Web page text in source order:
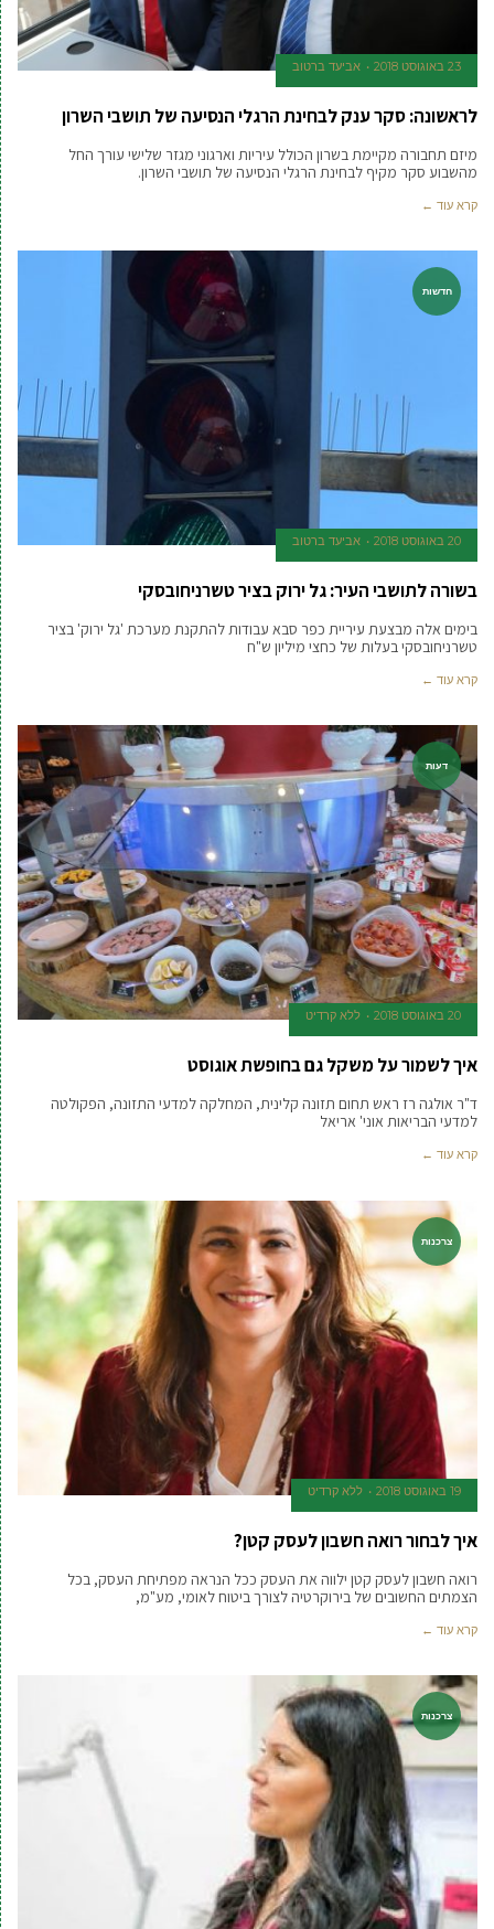
23 באוגוסט 2018 אביעד ברטוב
לראשונה: סקר ענק לבחינת הרגלי הנסיעה של תושבי השרון
מיזם תחבורה מקיימת בשרון הכולל עיריות וארגוני מגזר שלישי עורך החל
מהשבוע סקר מקיף לבחינת הרגלי הנסיעה של תושבי השרון.
קרא עוד ←
חדשות
20 באוגוסט 2018 אביעד ברטוב
בשורה לתושבי העיר: גל ירוק בציר טשרניחובסקי
בימים אלה מבצעת עיריית כפר סבא עבודות להתקנת מערכת 'גל ירוק' בציר
טשרניחובסקי בעלות של כחצי מיליון ש"ח
קרא עוד ←
דעות
20 באוגוסט 2018 ללא קרדיט
איך לשמור על משקל גם בחופשת אוגוסט
ד"ר אולגה רז ראש תחום תזונה קלינית, המחלקה למדעי התזונה, הפקולטה
למדעי הבריאות אוני' אריאל
קרא עוד ←
צרכנות
19 באוגוסט 2018 ללא קרדיט
איך לבחור רואה חשבון לעסק קטן?
רואה חשבון לעסק קטן ילווה את העסק ככל הנראה מפתיחת העסק, בכל
הצמתים החשובים של בירוקרטיה לצורך ביטוח לאומי, מע"מ,
קרא עוד ←
צרכנות